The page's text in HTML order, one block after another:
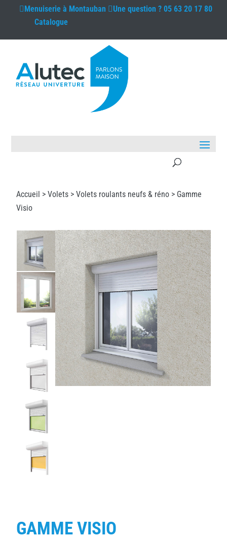
Menuiserie à Montauban Une question ?05 63 20 17 80
Catalogue
Accueil > Volets > Volets roulants neufs & réno > Gamme
Visio
GAMME VISIO